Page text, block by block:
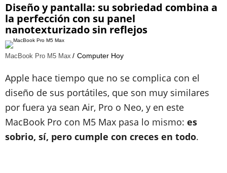
Diseño y pantalla: su sobriedad combina a
la perfección con su panel
nanotexturizado sin reflejos
MacBook Pro M5 Max Computer Hoy
Apple hace tiempo que no se complica con el
diseño de sus portátiles, que son muy similares
por fuera ya sean Air, Pro o Neo, y en este
MacBook Pro con M5 Max pasa lo mismo: es
sobrio, sí, pero cumple con creces en todo.